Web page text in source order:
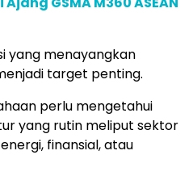
yang menayangkan
target penting.
perlu mengetahui
yang rutin meliput sektor
finansial, atau